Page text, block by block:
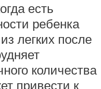
есть
ребенка
легких после
количества
привести к